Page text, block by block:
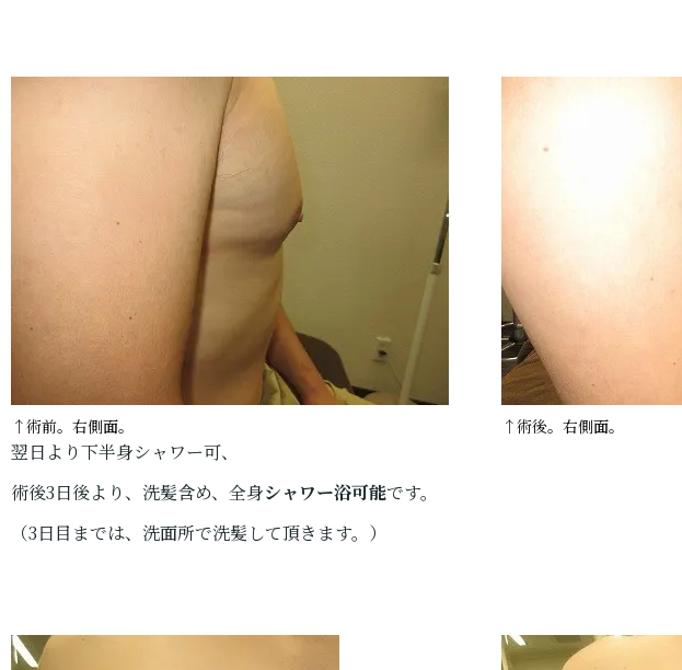
↑術前。右側面。 ↑術後。右側面。
翌日より下半身シャワー可、
術後3日後より、洗髪含め、全身シャワー浴可能です。
（3日目までは、洗面所で洗髪して頂きます。）